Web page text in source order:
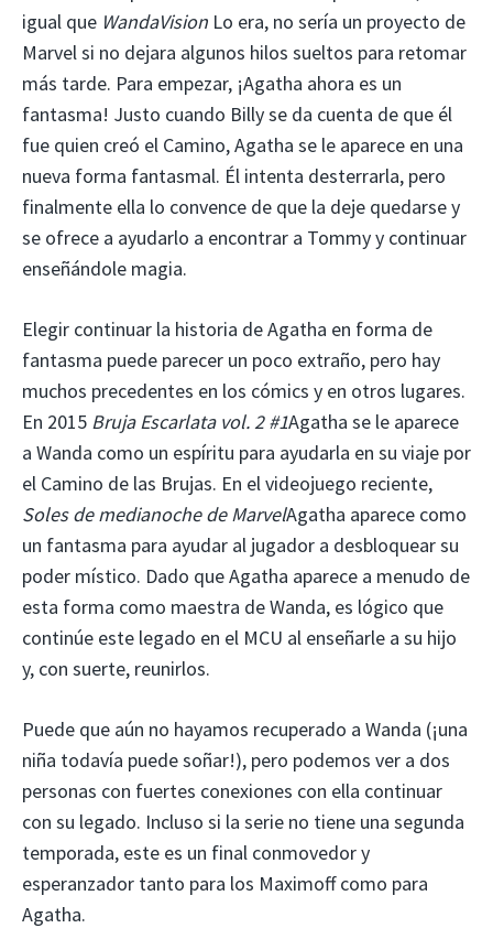
igual que WandaVision Lo era, no sería un proyecto de
Marvel si no dejara algunos hilos sueltos para retomar
más tarde. Para empezar, ¡Agatha ahora es un
fantasma! Justo cuando Billy se da cuenta de que él
fue quien creó el Camino, Agatha se le aparece en una
nueva forma fantasmal. Él intenta desterrarla, pero
finalmente ella lo convence de que la deje quedarse y
se ofrece a ayudarlo a encontrar a Tommy y continuar
enseñándole magia.
Elegir continuar la historia de Agatha en forma de
fantasma puede parecer un poco extraño, pero hay
muchos precedentes en los cómics y en otros lugares.
En 2015 Bruja Escarlata vol. 2 #1Agatha se le aparece
a Wanda como un espíritu para ayudarla en su viaje por
el Camino de las Brujas. En el videojuego reciente,
Soles de medianoche de MarvelAgatha aparece como
un fantasma para ayudar al jugador a desbloquear su
poder místico. Dado que Agatha aparece a menudo de
esta forma como maestra de Wanda, es lógico que
continúe este legado en el MCU al enseñarle a su hijo
y, con suerte, reunirlos.
Puede que aún no hayamos recuperado a Wanda (¡una
niña todavía puede soñar!), pero podemos ver a dos
personas con fuertes conexiones con ella continuar
con su legado. Incluso si la serie no tiene una segunda
temporada, este es un final conmovedor y
esperanzador tanto para los Maximoff como para
Agatha.